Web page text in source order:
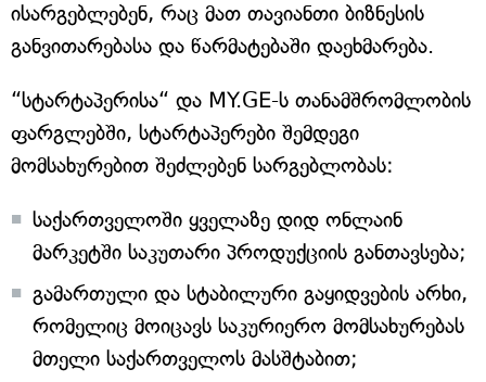
ისარგებლებენ, რაც მათ თავიანთი ბიზნესის
განვითარებასა და წარმატებაში დაეხმარება.
“სტარტაპერისა“ და MY.GE-ს თანამშრომლობის
ფარგლებში, სტარტაპერები შემდეგი
მომსახურებით შეძლებენ სარგებლობას:
საქართველოში ყველაზე დიდ ონლაინ
მარკეტში საკუთარი პროდუქციის განთავსება;
გამართული და სტაბილური გაყიდვების არხი,
რომელიც მოიცავს საკურიერო მომსახურებას
მთელი საქართველოს მასშტაბით;